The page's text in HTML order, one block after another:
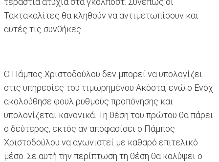
Τακτακαλίτες θα κληθούν να αντιμετωπίσουν και
αυτές τις συνθήκες.
Ο Πάμπος Χριστοδούλου δεν μπορεί να υπολογίζει
στις υπηρεσίες του τιμωρημένου Ακόστα, ενώ ο Ενόχ
ακολούθησε φουλ ρυθμούς προπόνησης και
υπολογίζεται κανονικά. Τη θέση του πρώτου θα πάρει
ο δεύτερος, εκτός αν αποφασίσει ο Πάμπος
Χριστοδούλου να αγωνιστεί με καθαρό επιτελικό
μέσο. Σε αυτή την περίπτωση τη θέση θα καλύψει ο